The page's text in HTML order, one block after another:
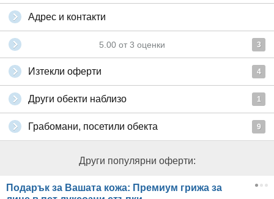
Адрес и контакти
5.00 от 3 оценки 3
Изтекли оферти 4
Други обекти наблизо 1
Грабомани, посетили обекта 9
Други популярни оферти:
Подарък за Вашата кожа: Премиум грижа за